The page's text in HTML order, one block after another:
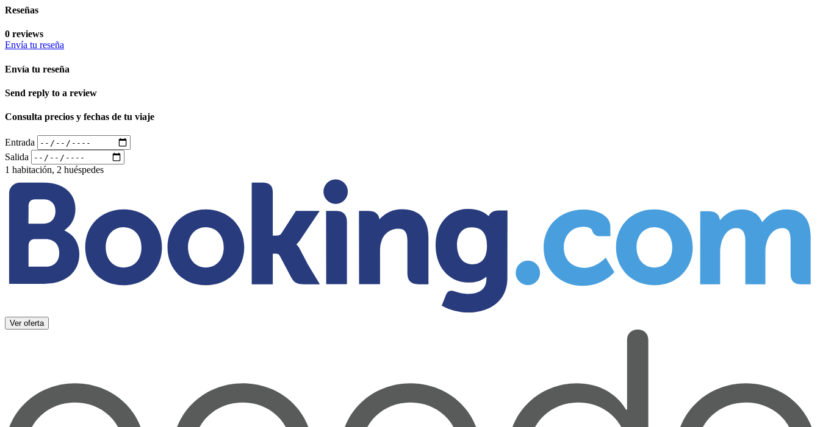
Reseñas
0 reviews
Envía tu reseña
Envía tu reseña
Send reply to a review
Consulta precios y fechas de tu viaje
Entrada
Salida
1 habitación, 2 huéspedes
Ver oferta